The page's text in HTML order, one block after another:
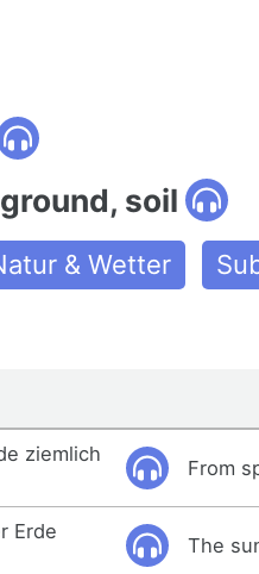
soil
& Wetter
ziemlich
From
Erde
The